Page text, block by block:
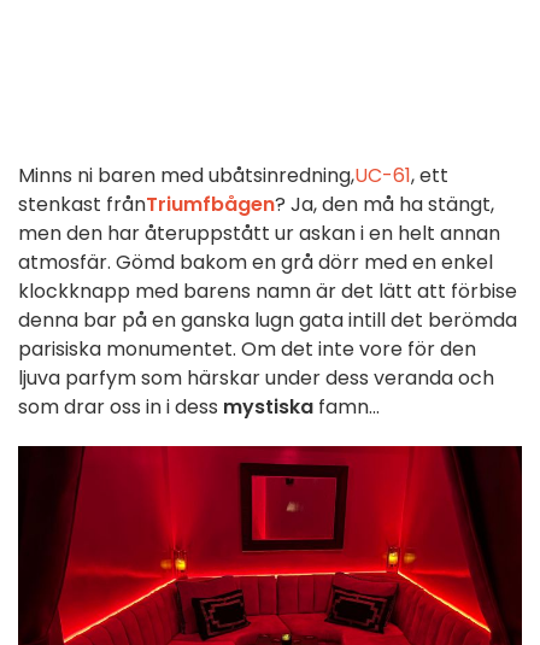
Minns ni baren med ubåtsinredning,UC-61, ett
stenkast frånTriumfbågen? Ja, den må ha stängt,
men den har återuppstått ur askan i en helt annan
atmosfär. Gömd bakom en grå dörr med en enkel
klockknapp med barens namn är det lätt att förbise
denna bar på en ganska lugn gata intill det berömda
parisiska monumentet. Om det inte vore för den
ljuva parfym som härskar under dess veranda och
som drar oss in i dess mystiska famn...